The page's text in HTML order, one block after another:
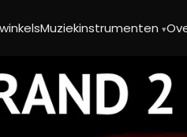
Muziekinstrumenten▾